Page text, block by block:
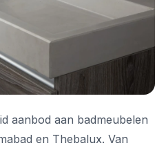
aanbod aan badmeubelen
en Thebalux. Van